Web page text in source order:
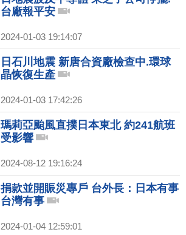
台廠報平安
2024-01-03 19:14:07
日石川地震 新唐合資廠檢查中.環球
晶恢復生產
2024-01-03 17:42:26
瑪莉亞颱風直撲日本東北 約241航班
受影響
2024-08-12 19:16:24
捐款並開賑災專戶 台外長：日本有事
台灣有事
2024-01-04 12:59:01